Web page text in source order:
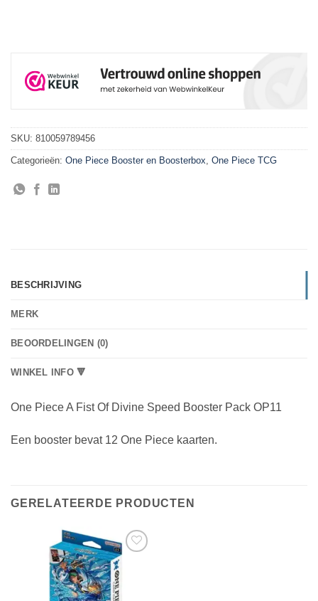
SKU: 810059789456
Categorieën: One Piece Booster en Boosterbox One Piece TCG
BESCHRIJVING
MERK
BEOORDELINGEN (0)
WINKEL INFO 🔻
One Piece A Fist Of Divine Speed Booster Pack OP11
Een booster bevat 12 One Piece kaarten.
GERELATEERDE PRODUCTEN